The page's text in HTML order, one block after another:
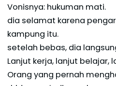
Vonisnya: hukuman mati.
dia selamat karena
kampung itu.
setelah bebas, dia
Lanjut kerja, lanjut belajar,
Orang yang pernah